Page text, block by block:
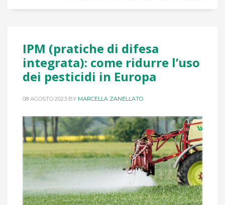
IPM (pratiche di difesa
integrata): come ridurre l’uso
dei pesticidi in Europa
08 AGOSTO 2023 BY MARCELLA ZANELLATO